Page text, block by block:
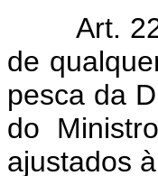
Art.
de
pesca da
do
ajustados